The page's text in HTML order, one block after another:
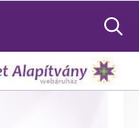
Search
for: